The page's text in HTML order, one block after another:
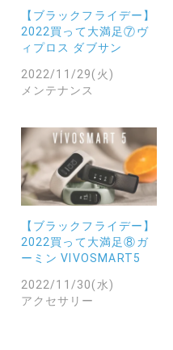
【ブラックフライデー】
2022買って大満足⑦ヴ
ィプロス ダブサン
2022/11/29(火)
メンテナンス
【ブラックフライデー】
2022買って大満足⑧ガ
ーミン VIVOSMART5
2022/11/30(水)
アクセサリー